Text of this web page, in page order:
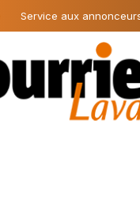
Service aux